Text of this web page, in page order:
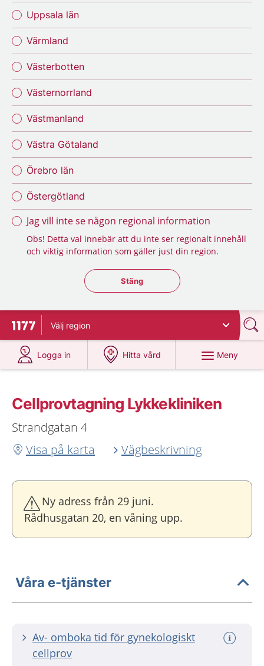
Uppsala län
Värmland
Västerbotten
Västernorrland
Västmanland
Västra Götaland
Örebro län
Östergötland
Jag vill inte se någon regional information
Obs! Detta val innebär att du inte ser regionalt innehåll
och viktig information som gäller just din region.
Stäng regionsväljaren
Stäng
Till startsidan för 1177
Välj region
Logga in
på 1177.se
Hitta vård
på 1177.se
Meny
Cellprovtagning Lykkekliniken
Strandgatan 4
Visa på karta
Vägbeskrivning
Ny adress från 29 juni.
Rådhusgatan 20, en våning upp.
Våra e-tjänster
Av- omboka tid för gynekologiskt
cellprov